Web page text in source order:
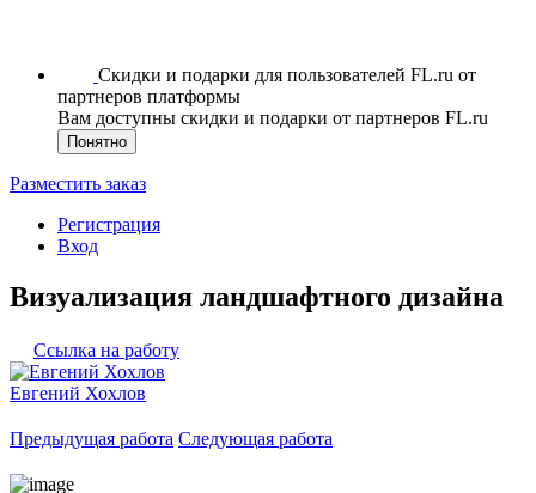
Скидки и подарки для пользователей FL.ru от
партнеров платформы
Вам доступны скидки и подарки от партнеров FL.ru
Понятно
Разместить заказ
Регистрация
Вход
Визуализация ландшафтного дизайна
Ссылка на работу
Евгений Хохлов
Предыдущая работа Следующая работа